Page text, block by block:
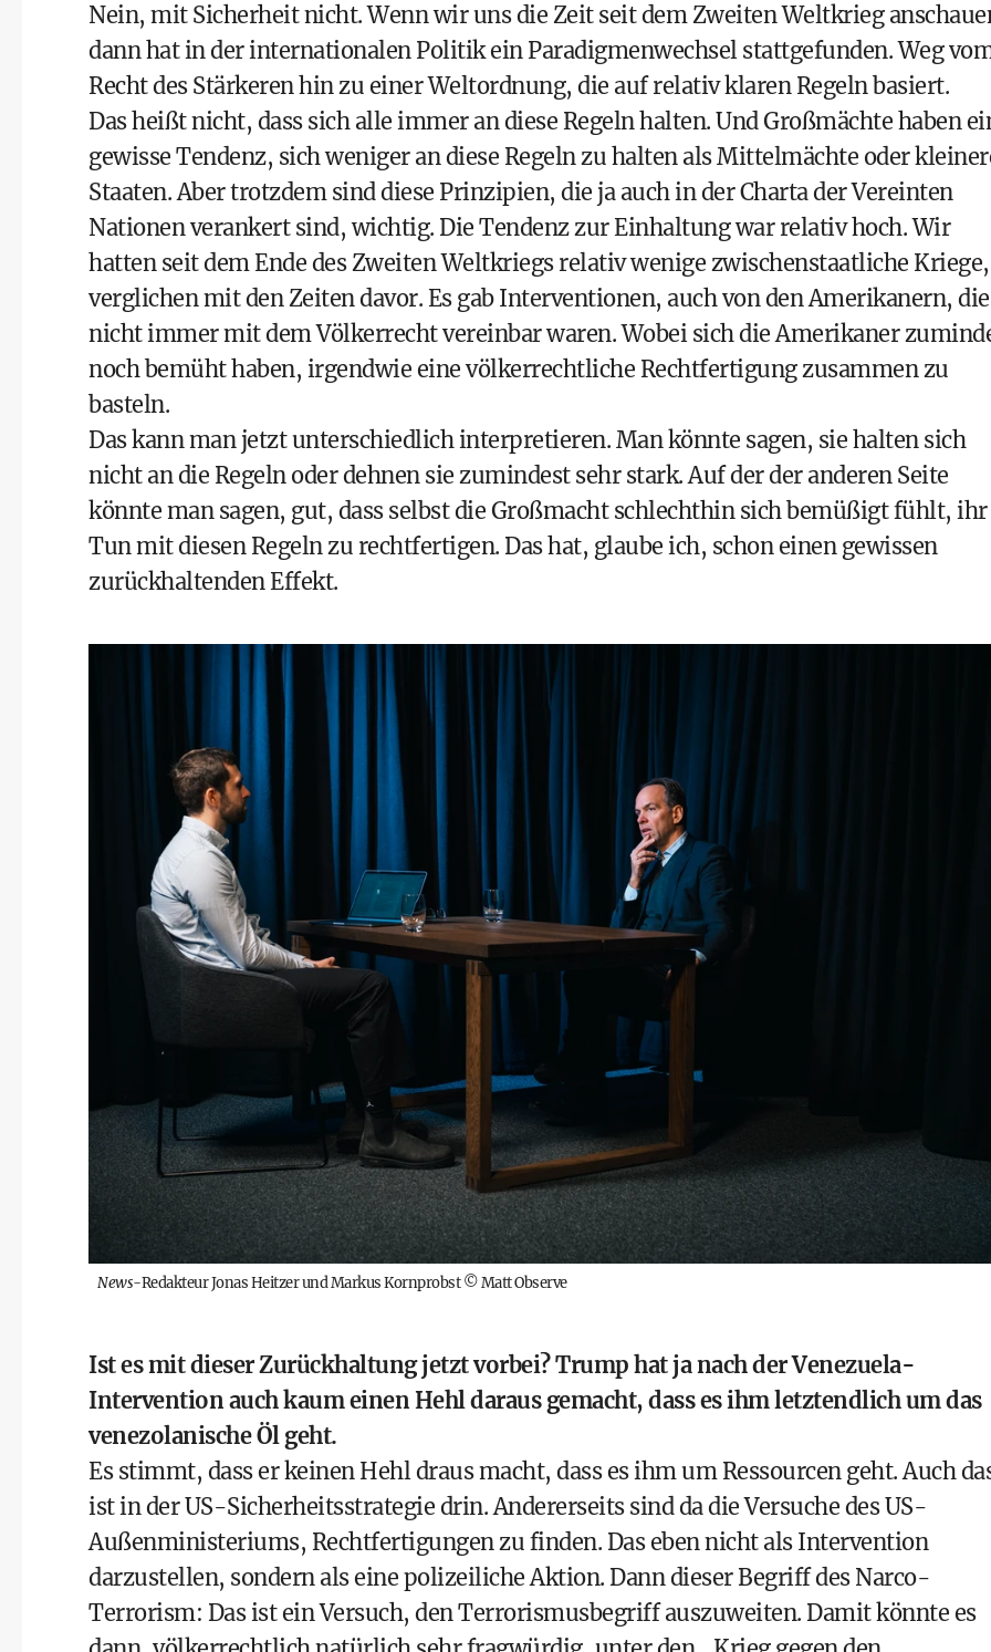
Nein, mit Sicherheit nicht. Wenn wir uns die Zeit seit dem Zweiten Weltkrieg
dann hat in der internationalen Politik ein Paradigmenwechsel stattgefunden. Weg
Recht des Stärkeren hin zu einer Weltordnung, die auf relativ klaren Regeln basiert.
Das heißt nicht, dass sich alle immer an diese Regeln halten. Und Großmächte haben
gewisse Tendenz, sich weniger an diese Regeln zu halten als Mittelmächte oder
Staaten. Aber trotzdem sind diese Prinzipien, die ja auch in der Charta der Vereinten
Nationen verankert sind, wichtig. Die Tendenz zur Einhaltung war relativ hoch. Wir
hatten seit dem Ende des Zweiten Weltkriegs relativ wenige zwischenstaatliche Kriege,
verglichen mit den Zeiten davor. Es gab Interventionen, auch von den Amerikanern, die
nicht immer mit dem Völkerrecht vereinbar waren. Wobei sich die Amerikaner
noch bemüht haben, irgendwie eine völkerrechtliche Rechtfertigung zusammen zu
basteln.
Das kann man jetzt unterschiedlich interpretieren. Man könnte sagen, sie halten sich
nicht an die Regeln oder dehnen sie zumindest sehr stark. Auf der der anderen Seite
könnte man sagen, gut, dass selbst die Großmacht schlechthin sich bemüßigt fühlt, ihr
Tun mit diesen Regeln zu rechtfertigen. Das hat, glaube ich, schon einen gewissen
zurückhaltenden Effekt.
News-Redakteur Jonas Heitzer und Markus Kornprobst©Matt Observe
Ist es mit dieser Zurückhaltung jetzt vorbei? Trump hat ja nach der Venezuela-
Intervention auch kaum einen Hehl daraus gemacht, dass es ihm letztendlich um das
venezolanische Öl geht.
Es stimmt, dass er keinen Hehl draus macht, dass es ihm um Ressourcen geht. Auch
ist in der US-Sicherheitsstrategie drin. Andererseits sind da die Versuche des US-
Außenministeriums, Rechtfertigungen zu finden. Das eben nicht als Intervention
darzustellen, sondern als eine polizeiliche Aktion. Dann dieser Begriff des Narco-
Terrorism: Das ist ein Versuch, den Terrorismusbegriff auszuweiten. Damit könnte es